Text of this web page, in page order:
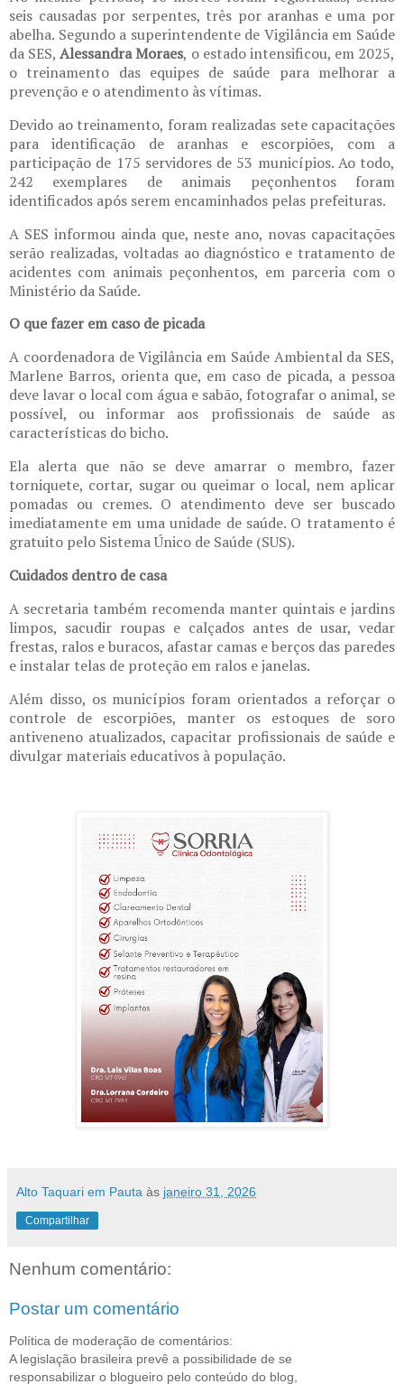
seis causadas por serpentes, três por aranhas e uma por
abelha. Segundo a superintendente de Vigilância em Saúde
da SES,Alessandra Moraes, o estado intensificou, em 2025,
o treinamento das equipes de saúde para melhorar a
prevenção e o atendimento às vítimas.
Devido ao treinamento, foram realizadas sete capacitações
para identificação de aranhas e escorpiões, com a
participação de 175 servidores de 53 municípios. Ao todo,
242 exemplares de animais peçonhentos foram
identificados após serem encaminhados pelas prefeituras.
A SES informou ainda que, neste ano, novas capacitações
serão realizadas, voltadas ao diagnóstico e tratamento de
acidentes com animais peçonhentos, em parceria com o
Ministério da Saúde.
O que fazer em caso de picada
A coordenadora de Vigilância em Saúde Ambiental da SES,
Marlene Barros, orienta que, em caso de picada, a pessoa
deve lavar o local com água e sabão, fotografar o animal, se
possível, ou informar aos profissionais de saúde as
características do bicho.
Ela alerta que não se deve amarrar o membro, fazer
torniquete, cortar, sugar ou queimar o local, nem aplicar
pomadas ou cremes. O atendimento deve ser buscado
imediatamente em uma unidade de saúde. O tratamento é
gratuito pelo Sistema Único de Saúde (SUS).
Cuidados dentro de casa
A secretaria também recomenda manter quintais e jardins
limpos, sacudir roupas e calçados antes de usar, vedar
frestas, ralos e buracos, afastar camas e berços das paredes
e instalar telas de proteção em ralos e janelas.
Além disso, os municípios foram orientados a reforçar o
controle de escorpiões, manter os estoques de soro
antiveneno atualizados, capacitar profissionais de saúde e
divulgar materiais educativos à população.
Alto Taquari em Pauta às janeiro 31, 2026
Compartilhar
Nenhum comentário:
Postar um comentário
Política de moderação de comentários:
A legislação brasileira prevê a possibilidade de se
responsabilizar o blogueiro pelo conteúdo do blog,